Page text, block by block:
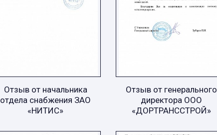
Отзыв от начальника
отдела снабжения ЗАО
«НИТИС»
Отзыв от генерального
директора ООО
«ДОРТРАНССТРОЙ»